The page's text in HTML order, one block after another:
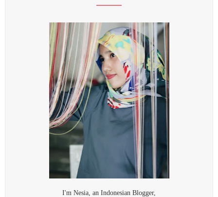
I'm Nesia, an Indonesian Blogger,